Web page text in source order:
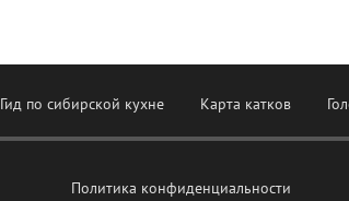
Гид по сибирской кухне Карта катков
Политика конфиденциальности